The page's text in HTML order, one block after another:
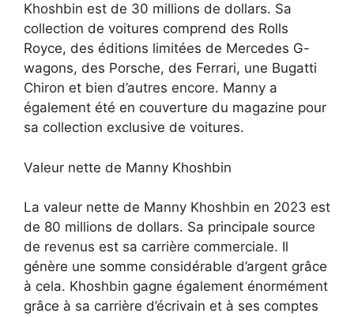
Khoshbin est de 30 millions de dollars. Sa
collection de voitures comprend des Rolls
Royce, des éditions limitées de Mercedes G-
wagons, des Porsche, des Ferrari, une Bugatti
Chiron et bien d’autres encore. Manny a
également été en couverture du magazine pour
sa collection exclusive de voitures.
Valeur nette de Manny Khoshbin
La valeur nette de Manny Khoshbin en 2023 est
de 80 millions de dollars. Sa principale source
de revenus est sa carrière commerciale. Il
génère une somme considérable d’argent grâce
à cela. Khoshbin gagne également énormément
grâce à sa carrière d’écrivain et à ses comptes